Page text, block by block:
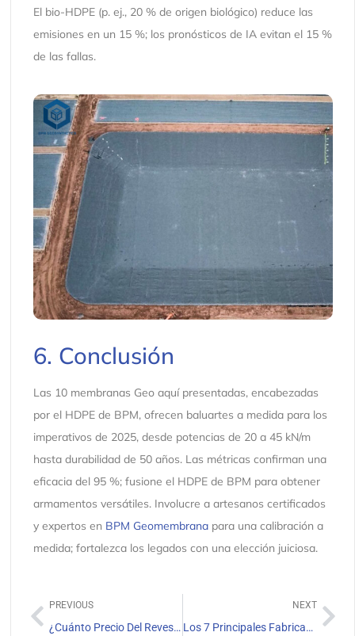
El bio-HDPE (p. ej., 20 % de origen biológico) reduce las
emisiones en un 15 %; los pronósticos de IA evitan el 15 %
de las fallas.
6. Conclusión
Las 10 membranas Geo aquí presentadas, encabezadas
por el HDPE de BPM, ofrecen baluartes a medida para los
imperativos de 2025, desde potencias de 20 a 45 kN/m
hasta durabilidad de 50 años. Las métricas confirman una
eficacia del 95 %; fusione el HDPE de BPM para obtener
armamentos versátiles. Involucre a artesanos certificados
y expertos en BPM Geomembranapara una calibración a
medida; fortalezca los legados con una elección juiciosa.
PREVIOUS
¿Cuánto Precio Del Revestimiento Para Estanques Agrícolas?
NEXT
Los 7 Principales Fabricantes De Revestimientos De HDPE Para Estanques